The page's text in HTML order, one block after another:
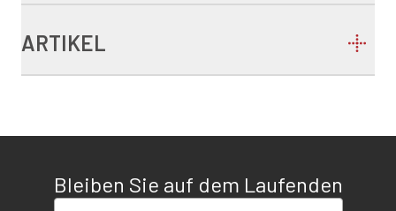
ARTIKEL
Bleiben Sie auf dem Laufenden